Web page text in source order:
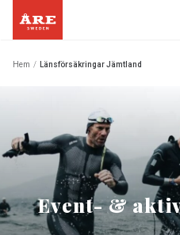
Hem / Länsförsäkringar Jämtland
Event- &